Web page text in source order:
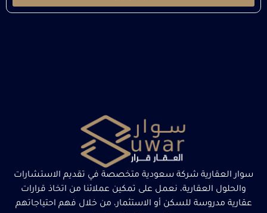
سوار العقارية شركة سعودية متخصصة في تقديم الاستشارات
والحلول العقارية، نعمل على تمكين عملائنا من اتخاذ قرارات
عقارية مدروسة للسكن أو الاستثمار، من خلال فهم احتياجاتهم